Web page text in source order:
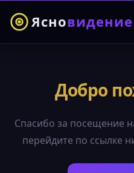
Ясновидение
Добро
Спасибо за посещение
перейдите по ссылке